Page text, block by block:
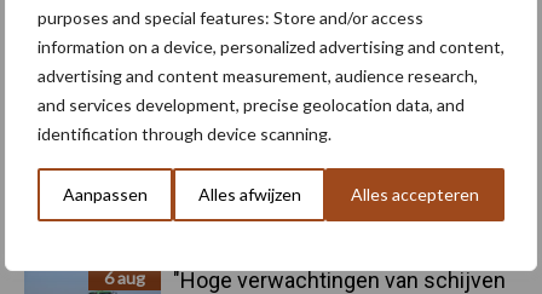
purposes and special features: Store and/or access
information on a device, personalized advertising and content,
advertising and content measurement, audience research,
and services development, precise geolocation data, and
identification through device scanning.
Aanpassen Alles afwijzen Alles accepteren
PrimaireRecent nieuws Partner nieuws
6 aug
"Hoge verwachtingen van schijven
Toon meer